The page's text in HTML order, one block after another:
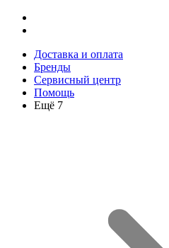
Доставка и оплата
Бренды
Сервисный центр
Помощь
Ещё 7